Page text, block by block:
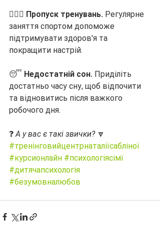
🏋🏻‍♀️ Пропуск тренувань. Регулярне
заняття спортом допоможе
підтримувати здоров'я та
покращити настрій.
😴 Недостатній сон. Приділіть
достатньо часу сну, щоб відпочити
та відновитись після важкого
робочого дня.
❓ А у вас є такі звички? 🔽
#тренінговийцентрнаталіїсабліної
#курсионлайн #психологіясімї
#дитячапсихологія
#безумовналюбов